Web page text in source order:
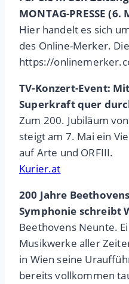
MONTAG-PRESSE (6.
Hier handelt es sich
des Online-Merker.
https://
TV-Konzert-Event:
Superkraft quer
Zum 200. Jubiläum
steigt am 7. Mai ein
auf Arte und ORFIII.
Kurier.at
200 Jahre
Symphonie schreibt
Beethovens Neunte.
Musikwerke aller
in Wien seine
bereits vollkommen